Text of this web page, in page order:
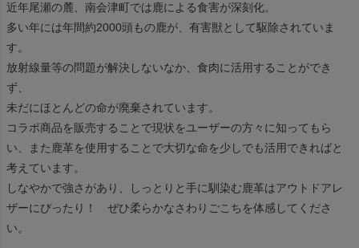
近年尾瀬の麓、南会津町では鹿による食害が深刻化。
多い年には年間約2000頭もの鹿が、有害獣として駆除されていま
す。
放射線量等の問題が解決しないなか、食肉に活用することができ
ず、
未だにほとんどの命が廃棄されています。
コラボ商品を販売することで現状をユーザーの方々に知ってもら
い、また鹿革を使用することで大切な命を少しでも活用できればと
考えています。
しなやかで強さがあり、しっとりと手に馴染む鹿革はアウトドアレ
ザーにぴったり！ ぜひ柔らかなさわりごこちを体感してくださ
い。